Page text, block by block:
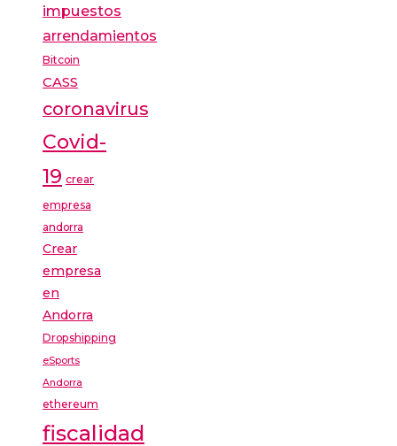
impuestos
arrendamientos
Bitcoin
CASS
coronavirus
Covid-
19 crear
empresa
andorra
Crear
empresa
en
Andorra
Dropshipping
eSports
Andorra
ethereum
fiscalidad